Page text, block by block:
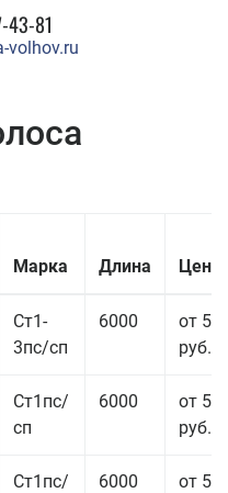
43-81
volhov.ru
Марка Длина Цена
Ст1-
3пс/сп
6000
от 53
руб.
Ст1пс/
сп
6000
от 53
руб.
Ст1пс/
6000
от 53